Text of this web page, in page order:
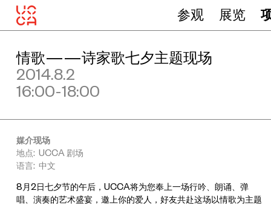
参观 展览
情歌——诗家歌七夕主题现场
2014.8.2
16:00-18:00
媒介现场
地点: UCCA 剧场
语言: 中文
8月2日七夕节的午后，UCCA将为您奉上一场行吟、朗诵、弹
唱、演奏的艺术盛宴，邀上你的爱人，好友共赴这场以情歌为主题